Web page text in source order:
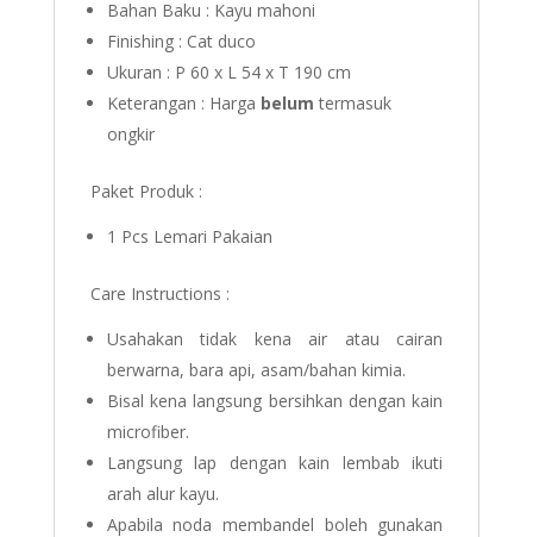
Bahan Baku : Kayu mahoni
Finishing : Cat duco
Ukuran : P 60 x L 54 x T 190 cm
Keterangan : Harga belum termasuk
ongkir
Paket Produk :
1 Pcs Lemari Pakaian
Care Instructions :
Usahakan tidak kena air atau cairan
berwarna, bara api, asam/bahan kimia.
Bisal kena langsung bersihkan dengan kain
microfiber.
Langsung lap dengan kain lembab ikuti
arah alur kayu.
Apabila noda membandel boleh gunakan